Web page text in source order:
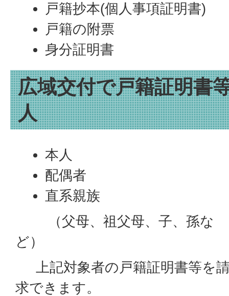
戸籍抄本(個人事項証明書)
戸籍の附票
身分証明書
広域交付で戸籍証明書
人
本人
配偶者
直系親族
（父母、祖父母、子、孫な
ど）
上記対象者の戸籍証明書等を
求できます。